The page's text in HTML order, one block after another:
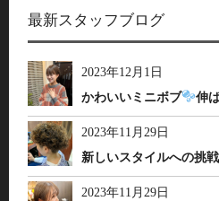
最新スタッフブログ
2023年12月1日
かわいいミニボブ
伸
2023年11月29日
新しいスタイルへの挑
2023年11月29日